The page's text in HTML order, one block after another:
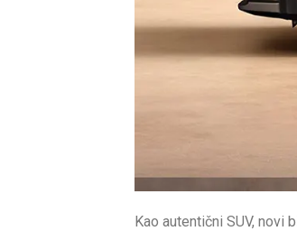
Kao autentični SUV,